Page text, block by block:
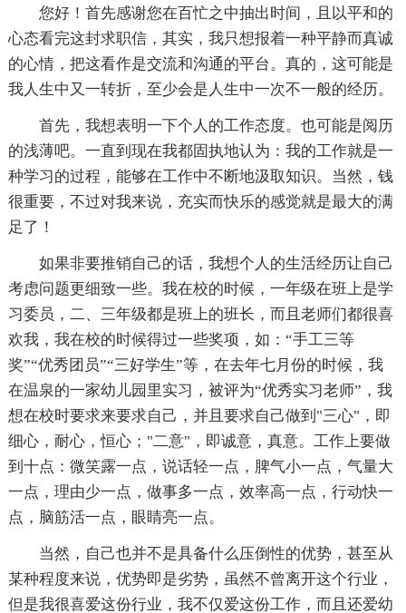
您好！首先感谢您在百忙之中抽出时间，且以平和的
心态看完这封求职信，其实，我只想报着一种平静而真诚
的心情，把这看作是交流和沟通的平台。真的，这可能是
我人生中又一转折，至少会是人生中一次不一般的经历。
首先，我想表明一下个人的工作态度。也可能是阅历
的浅薄吧。一直到现在我都固执地认为：我的工作就是一
种学习的过程，能够在工作中不断地汲取知识。当然，钱
很重要，不过对我来说，充实而快乐的感觉就是最大的满
足了！
如果非要推销自己的话，我想个人的生活经历让自己
考虑问题更细致一些。我在校的时候，一年级在班上是学
习委员，二、三年级都是班上的班长，而且老师们都很喜
欢我，我在校的时候得过一些奖项，如：“手工三等
奖”“优秀团员”“三好学生”等，在去年七月份的时候，我
在温泉的一家幼儿园里实习，被评为“优秀实习老师”，我
想在校时要求来要求自己，并且要求自己做到"三心"，即
细心，耐心，恒心；"二意"，即诚意，真意。工作上要做
到十点：微笑露一点，说话轻一点，脾气小一点，气量大
一点，理由少一点，做事多一点，效率高一点，行动快一
点，脑筋活一点，眼睛亮一点。
当然，自己也并不是具备什么压倒性的优势，甚至从
某种程度来说，优势即是劣势，虽然不曾离开这个行业，
但是我很喜爱这份行业，我不仅爱这份工作，而且还爱幼